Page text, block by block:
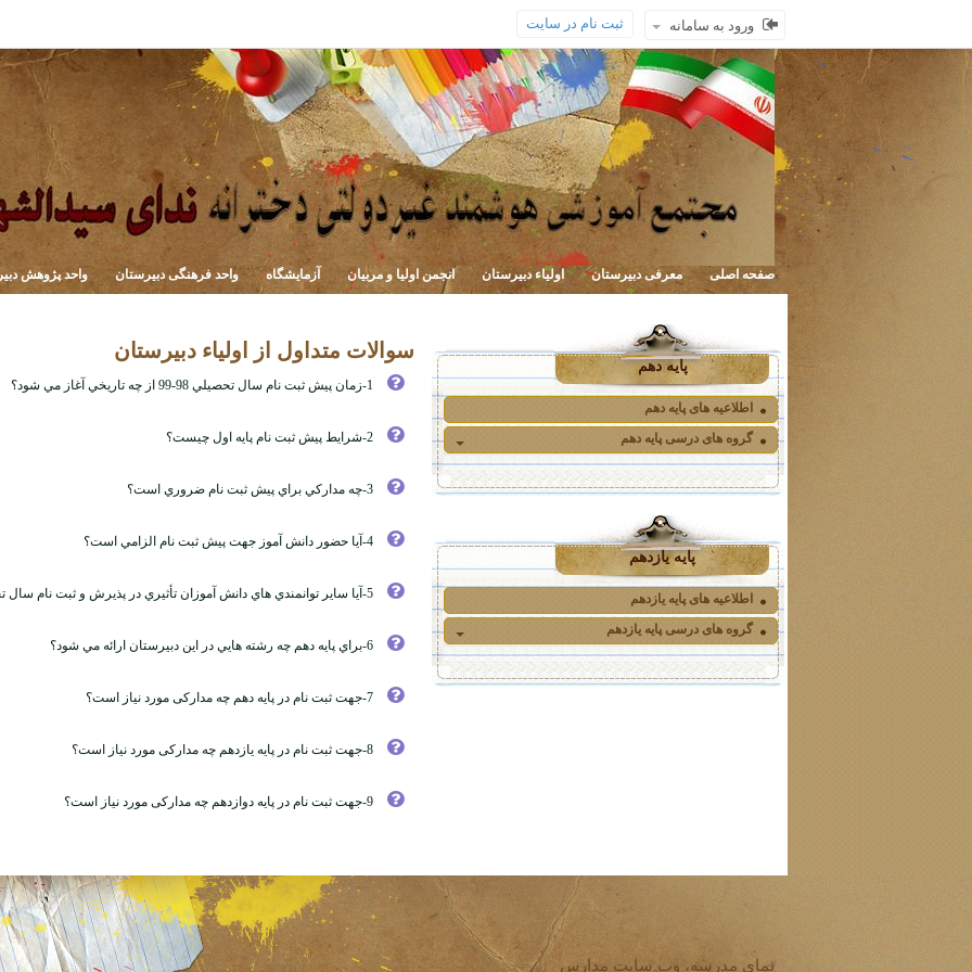
ورود به سامانه ثبت نام در سایت
صفحه اصلی معرفی دبیرستان اولیاء دبیرستان انجمن اولیا و مربیان آزمایشگاه واحد فرهنگی دبیرستان واحد پژوهش
پایه دهم
اطلاعیه های پایه دهم
گروه های درسی پایه دهم
پایه یازدهم
اطلاعیه های پایه یازدهم
گروه های درسی پایه یازدهم
سوالات متداول از اولیاء دبیرستان
1-زمان پيش ثبت نام سال تحصيلي 98-99 از چه تاريخي آغاز مي شود؟
2-شرايط پيش ثبت نام پايه اول چيست؟
3-چه مدارکي براي پيش ثبت نام ضروري است؟
4-آيا حضور دانش آموز جهت پيش ثبت نام الزامي است؟
5-آيا ساير توانمندي هاي دانش آموزان تأثيري در پذيرش و ثبت نام سال تحصيلي آينده دارد؟
6-براي پايه دهم چه رشته هايي در اين دبيرستان ارائه مي شود؟
7-جهت ثبت نام در پایه دهم چه مدارکی مورد نیاز است؟
8-جهت ثبت نام در پایه یازدهم چه مدارکی مورد نیاز است؟
9-جهت ثبت نام در پایه دوازدهم چه مدارکی مورد نیاز است؟
نمای مدرسه، وب سایت مدارس